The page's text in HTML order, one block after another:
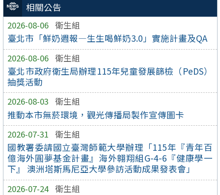
相關公告
2026-08-06 衛生組
臺北市「鮮奶週報—生生喝鮮奶3.0」實施計畫及QA
2026-08-06 衛生組
臺北市政府衛生局辦理115年兒童發展篩檢（PeDS）
抽獎活動
2026-08-03 衛生組
推動本市無菸環境，觀光傳播局製作宣傳圖卡
2026-07-31 衛生組
國教署委請國立臺灣師範大學辦理「115年『青年百
億海外圓夢基金計畫』海外翱翔組G-4-6『健康學一
下』 澳洲塔斯馬尼亞大學參訪活動成果發表會」
2026-07-24 衛生組